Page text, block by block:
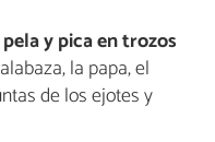
pela y pica en trozos
la papa, el
de los ejotes y